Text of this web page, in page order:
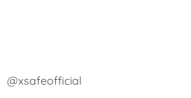
@xsafeofficial